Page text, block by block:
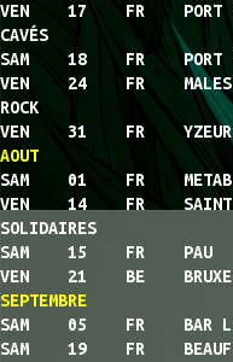
VEN 17 FR PORT
CAVÉS
SAM 18 FR PORT DE
VEN 24 FR
ROCK
VEN 31 FR YZEURES
AOUT
SAM 01 FR
VEN 14 FR SAINT
SOLIDAIRES
SAM 15 FR PAU
VEN 21 BE
SEPTEMBRE
SAM 05 FR BAR LE
SAM 19 FR